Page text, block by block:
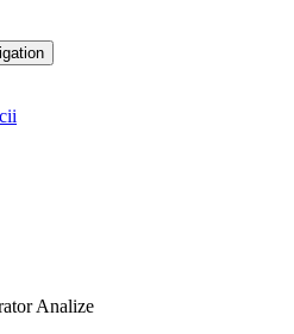
Analize